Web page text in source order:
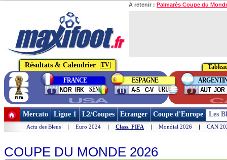
A retenir : Palmarès Coupe du
Résultats & Calendrier TV
group
I
FRANCE
SEN
NOR IRK group
H
ESPAGNE
URU
A-S C-V group
J
AUT JOR
USA
Mercato Ligue 1 L2/Coupes Etranger Coupe d'Europe Les
Actu des Bleus | Euro 2024 | Class. FIFA | Mondial 2026 | CAN
COUPE DU MONDE 2026
Choisir un autre